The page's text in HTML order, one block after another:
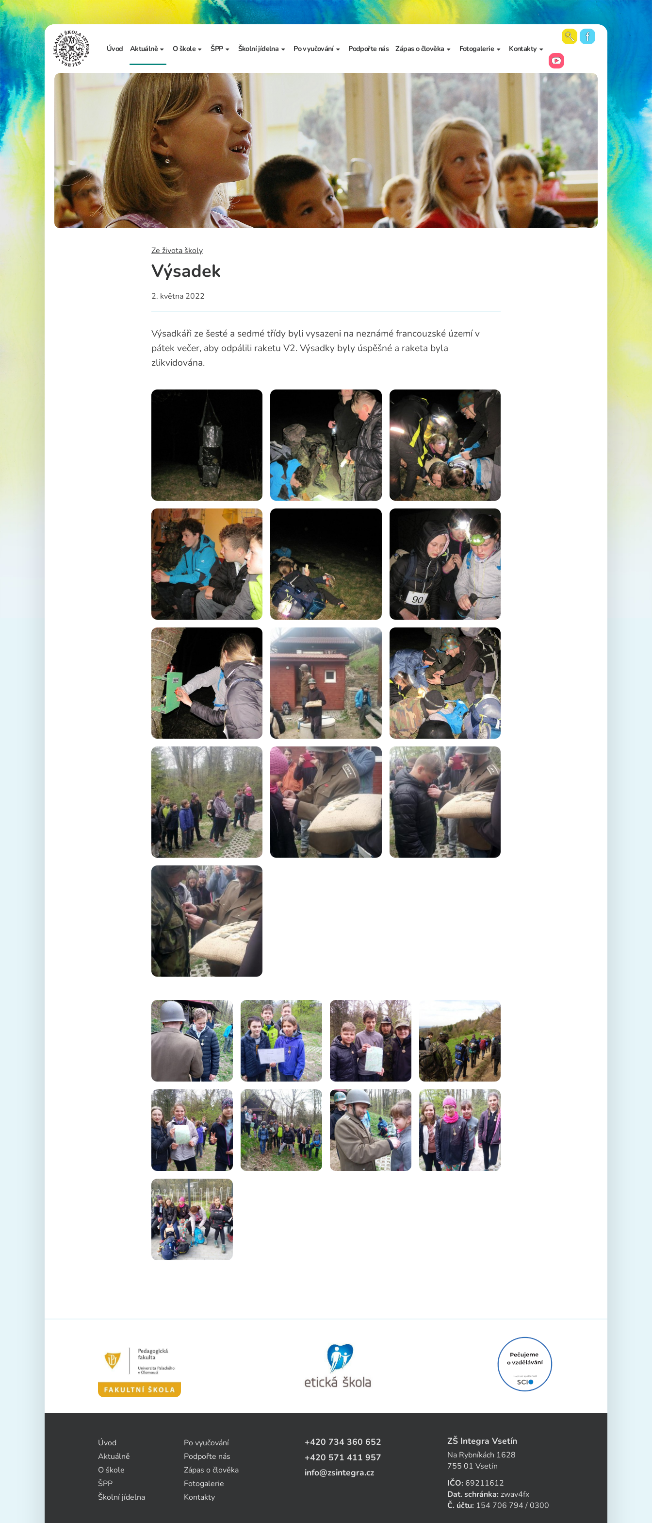
Úvod Aktuálně
Sdělení školy
Ze života školy
O škole
Základní informace
Úřední deska
Vzdělávání a výchova
Zápis do 1. třídy
Školní dokumenty
Realizované projekty
Adopce na dálku
Školská rada
ŠPP
Základní informace
Dokumenty školního
metodika prevence
Školní jídelna
Jídelníček
Po vyučování
Školní družina
Školní klub
Kroužky
Bellhop čipový systém
Podpořte nás Zápas o člověka
Prezentace školy a
výzkumu
Fotogalerie
Aktuální fotky
Archiv fotogalerií
Kontakty
Vedení školy
Kancelář školy
Zájmové vzdělávání
Školní poradenské
pracoviště
Učitelé
Asistenti pedagoga
Napište nám
Ze života školy
Výsadek
2. května 2022
Výsadkáři ze šesté a sedmé třídy byli vysazeni na neznámé francouzské území v
pátek večer, aby odpálili raketu V2. Výsadky byly úspěšné a raketa byla
zlikvidována.
Úvod
Aktuálně
O škole
ŠPP
Školní jídelna
Po vyučování
Podpořte nás
Zápas o člověka
Fotogalerie
Kontakty
+420 734 360 652
+420 571 411 957
info@zsintegra.cz
ZŠ Integra Vsetín
Na Rybníkách 1628
755 01 Vsetín
IČO: 69211612
Dat. schránka: zwav4fx
Č. účtu: 154 706 794 / 0300